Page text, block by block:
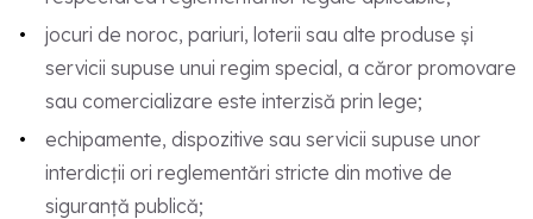
jocuri de noroc, pariuri, loterii sau alte produse și
servicii supuse unui regim special, a căror promovare
sau comercializare este interzisă prin lege;
echipamente, dispozitive sau servicii supuse unor
interdicții ori reglementări stricte din motive de
siguranță publică;